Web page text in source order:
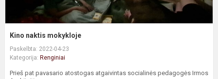
Kino naktis mokykloje
Paskelbta: 2022-04-23
Kategorija: Renginiai
Prieš pat pavasario atostogas atgaivintas socialinės pedagogės Irmos